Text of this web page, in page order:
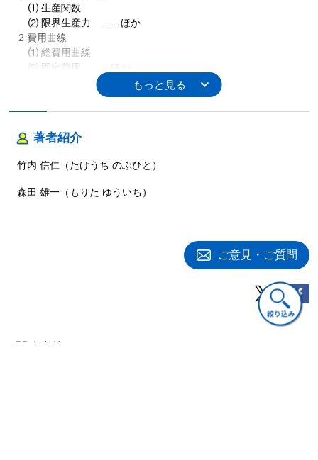
⑴ 生産関数
⑵ 限界生産力 ……ほか
2 費用曲線
⑴ 総費用曲線
⑵ 固定費用 ……ほか
3 総費用曲線による生産量の決定
⑴ 損益分岐点
5 企業の長期費用曲線
6 2財モデルにおける生産量の決定
第4章 需要と供給
著者紹介
竹内 信仁（たけうち のぶひと）
森田 雄一（もりた ゆういち）
ご意見・ご質問